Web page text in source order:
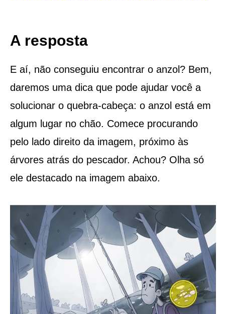
A resposta
E aí, não conseguiu encontrar o anzol? Bem,
daremos uma dica que pode ajudar você a
solucionar o quebra-cabeça: o anzol está em
algum lugar no chão. Comece procurando
pelo lado direito da imagem, próximo às
árvores atrás do pescador. Achou? Olha só
ele destacado na imagem abaixo.